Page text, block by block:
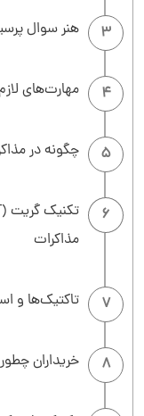
3 هنر سوال
4 مهارت‌های
5 چگونه در
6
مذاکرات
7 تاکتیک‌ها و
8 خریداران